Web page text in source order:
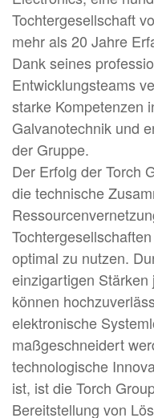
Tochtergesellschaft
mehr als 20 Jahre
Dank seines
Entwicklungsteams
starke Kompetenzen
Galvanotechnik und
der Gruppe.
Der Erfolg der Torch
die technische
optimal zu nutzen.
einzigartigen
können
elektronische
maßgeschneidert
technologische
ist, ist die Torch
Bereitstellung von